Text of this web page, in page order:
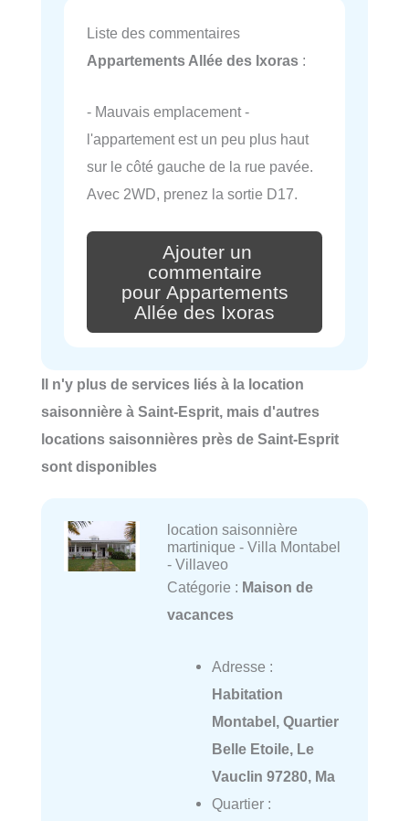
Liste des commentaires
Appartements Allée des Ixoras :
- Mauvais emplacement -
l'appartement est un peu plus haut
sur le côté gauche de la rue pavée.
Avec 2WD, prenez la sortie D17.
Ajouter un
commentaire
pour Appartements
Allée des Ixoras
Il n'y plus de services liés à la location
saisonnière à Saint-Esprit, mais d'autres
locations saisonnières près de Saint-Esprit
sont disponibles
location saisonnière
martinique - Villa Montabel
- Villaveo
Catégorie : Maison de
vacances
Adresse :
Habitation
Montabel, Quartier
Belle Etoile, Le
Vauclin 97280, Ma
Quartier :